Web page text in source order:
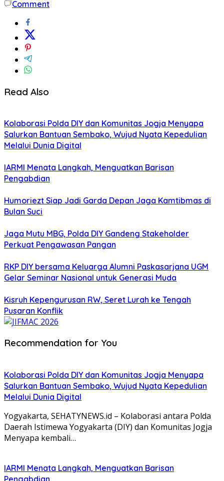
Comment
Read Also
Kolaborasi Polda DIY dan Komunitas Jogja Menyapa
Salurkan Bantuan Sembako, Wujud Nyata Kepedulian
Melalui Dunia Digital
IARMI Menata Langkah, Menguatkan Barisan
Pengabdian
Humoriezt Siap Jadi Garda Depan Jaga Kamtibmas di
Bulan Suci
Jaga Mutu MBG, Polda DIY Gandeng Stakeholder
Perkuat Pengawasan Pangan
RKP DIY bersama Keluarga Alumni Paskasarjana UGM
Gelar Seminar Nasional untuk Generasi Muda
Kisruh Kepengurusan RW, Seret Lurah ke Tengah
Pusaran Konflik
Recommendation for You
Kolaborasi Polda DIY dan Komunitas Jogja Menyapa
Salurkan Bantuan Sembako, Wujud Nyata Kepedulian
Melalui Dunia Digital
Yogyakarta, SEHATYNEWS.id – Kolaborasi antara Polda
Daerah Istimewa Yogyakarta (DIY) dan Komunitas Jogja
Menyapa kembali…
IARMI Menata Langkah, Menguatkan Barisan
Pengabdian